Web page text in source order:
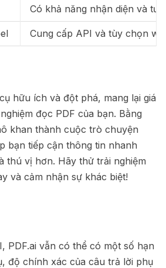
Có khả năng nhận diện và
Cung cấp API và tùy chọn
hữu ích và đột phá, mang lại giá
đọc PDF của bạn. Bằng
khan thành cuộc trò chuyện
bạn tiếp cận thông tin nhanh
thú vị hơn. Hãy thử trải nghiệm
và cảm nhận sự khác biệt!
PDF.ai vẫn có thể có một số hạn
độ chính xác của câu trả lời phụ